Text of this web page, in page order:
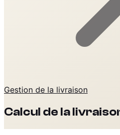
Gestion de la livraison
Calcul de la